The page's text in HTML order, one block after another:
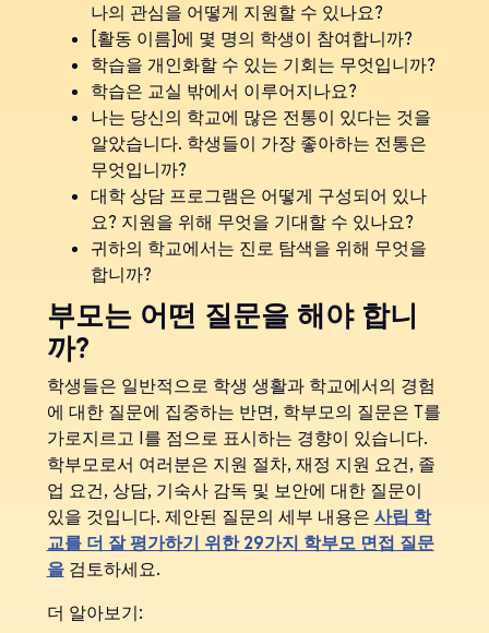
나의 관심을 어떻게 지원할 수 있나요?
[활동 이름]에 몇 명의 학생이 참여합니까?
학습을 개인화할 수 있는 기회는 무엇입니까?
학습은 교실 밖에서 이루어지나요?
나는 당신의 학교에 많은 전통이 있다는 것을
알았습니다. 학생들이 가장 좋아하는 전통은
무엇입니까?
대학 상담 프로그램은 어떻게 구성되어 있나
요? 지원을 위해 무엇을 기대할 수 있나요?
귀하의 학교에서는 진로 탐색을 위해 무엇을
합니까?
부모는 어떤 질문을 해야 합니
까?
학생들은 일반적으로 학생 생활과 학교에서의 경험
에 대한 질문에 집중하는 반면, 학부모의 질문은 T를
가로지르고 I를 점으로 표시하는 경향이 있습니다.
학부모로서 여러분은 지원 절차, 재정 지원 요건, 졸
업 요건, 상담, 기숙사 감독 및 보안에 대한 질문이
있을 것입니다. 제안된 질문의 세부 내용은 사립 학
교를 더 잘 평가하기 위한 29가지 학부모 면접 질문
을검토하세요.
더 알아보기: